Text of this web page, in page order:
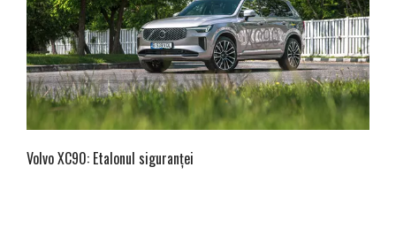
Volvo XC90: Etalonul siguranței